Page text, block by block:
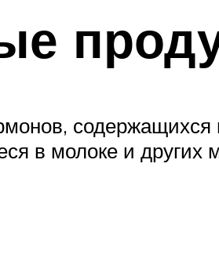
содержащихся
в молоке и других